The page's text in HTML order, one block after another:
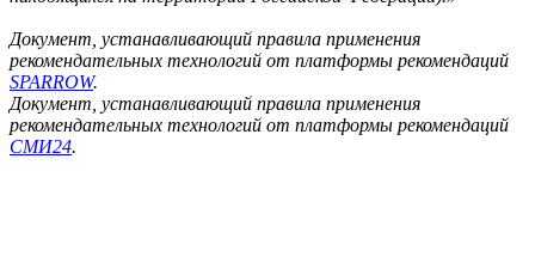
Документ, устанавливающий правила применения
рекомендательных технологий от платформы рекомендаций
SPARROW.
Документ, устанавливающий правила применения
рекомендательных технологий от платформы рекомендаций
СМИ24.